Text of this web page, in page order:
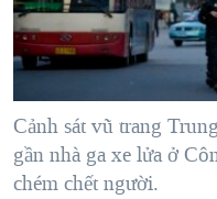
"Tìm"NGƯỜI VIỆT HẢI
ĐỜI SỐNG
KINH TẾ
SỨC KHOẺ
TẠI
HÀNH TRÌNH BẦU CỬ
MỘT NĂM CHIẾN
GIẢI MÃ VÀNH ĐAI &
NGÀY TỊ NẠN THẾ GIỚI
VIDEO
NGHE
MẠNG XÃ HỘI
Cảnh sát vũ trang
gần nhà ga xe lửa ở
chém chết người.